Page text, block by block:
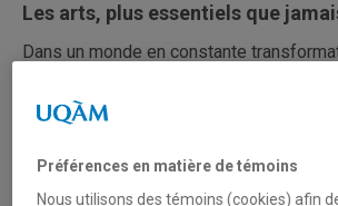
Les arts, plus essentiels que
Dans un monde en constante
dialogue, déplacent les regards et nous
d’aborder les grands enjeux
Préférences en matière de témoins
Nous utilisons des témoins (cookies) afin